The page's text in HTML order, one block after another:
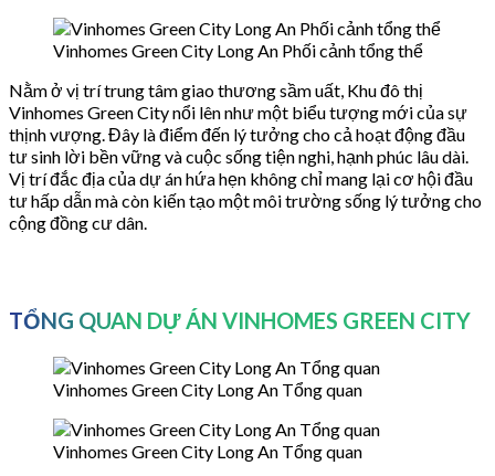
Vinhomes Green City Long An Phối cảnh tổng thể
Nằm ở vị trí trung tâm giao thương sầm uất, Khu đô thị
Vinhomes Green City nổi lên như một biểu tượng mới của sự
thịnh vượng. Đây là điểm đến lý tưởng cho cả hoạt động đầu
tư sinh lời bền vững và cuộc sống tiện nghi, hạnh phúc lâu dài.
Vị trí đắc địa của dự án hứa hẹn không chỉ mang lại cơ hội đầu
tư hấp dẫn mà còn kiến tạo một môi trường sống lý tưởng cho
cộng đồng cư dân.
TỔNG QUAN DỰ ÁN VINHOMES GREEN CITY
Vinhomes Green City Long An Tổng quan
Vinhomes Green City Long An Tổng quan